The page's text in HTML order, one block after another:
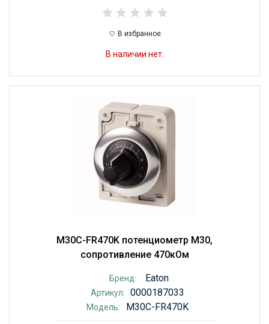
В избранное
В наличии нет.
M30C-FR470K потенциометр M30,
сопротивление 470кОм
Бренд: Eaton
Артикул: 0000187033
Модель: M30C-FR470K